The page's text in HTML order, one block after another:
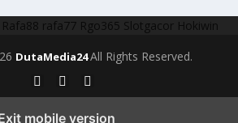
Rafa88 rafa77 Rgo365 Slotgacor Hokiwin
DutaMedia24All Rights Reserved.
mobile version